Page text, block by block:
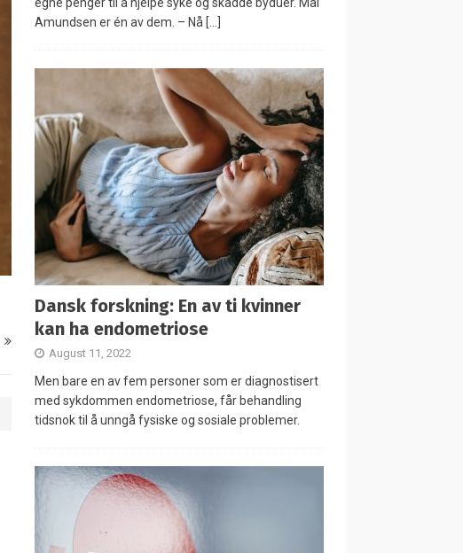
Amundsen er én av dem. – Nå […]
Dansk forskning: En av ti kvinner
kan ha endometriose
August 11, 2022
Men bare en av fem personer som er diagnostisert
med sykdommen endometriose, får behandling
tidsnok til å unngå fysiske og sosiale problemer.